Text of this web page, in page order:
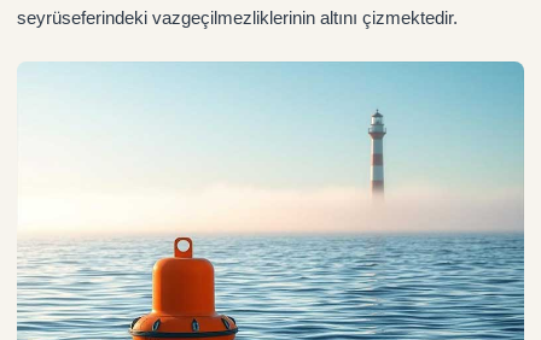
seyrüseferindeki vazgeçilmezliklerinin altını çizmektedir.